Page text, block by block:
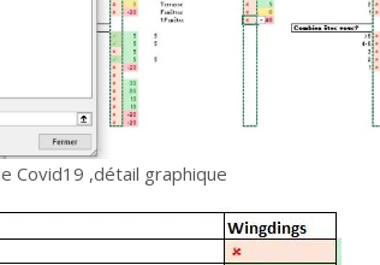
Covid19 ,détail graphique